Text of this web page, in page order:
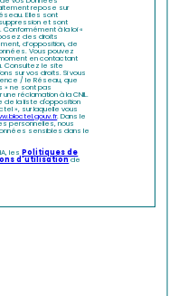
repose sur
Elles sont
et sont
à la loi «
des droits
d’opposition, de
Vous pouvez
en contactant
Consultez le site
sur vos droits. Si vous
/ le Réseau, que
» ne sont pas
réclamation à la CNIL.
de la liste d'opposition
», sur laquelle vous
. Dans le
personnelles, nous
sensibles dans le
lesPolitiques de
d'utilisationde